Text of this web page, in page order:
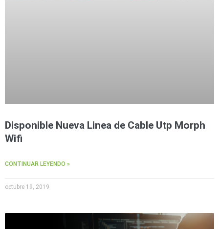
Disponible Nueva Linea de Cable Utp Morph
Wifi
CONTINUAR LEYENDO »
octubre 19, 2019